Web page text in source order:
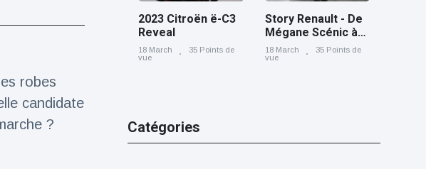
robes
candidate
?
2023 Citroën ë-C3
Reveal
18 March
35 Points de
vue
Story Renault - De
Mégane Scénic à
Scénic E-Tech
electric, cinq
18 March
35 Points de
vue
Catégories